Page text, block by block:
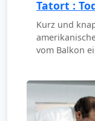
Tatort :
Kurz und
vom Balkon